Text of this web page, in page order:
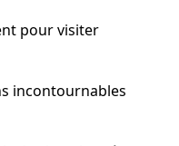
pour visiter
incontournables